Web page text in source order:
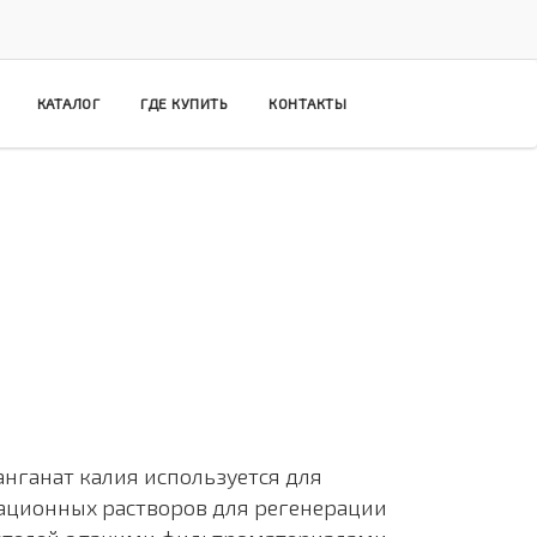
КАТАЛОГ ГДЕ КУПИТЬ КОНТАКТЫ
калия используется для
растворов для регенерации